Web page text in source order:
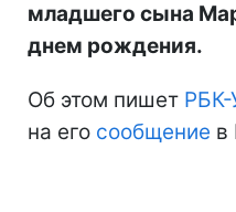
младшего сына
днем рождения.
Об этом пишет РБК-
на его сообщение в